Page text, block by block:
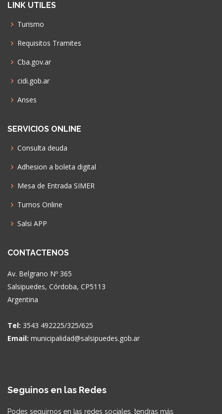
LINK UTILES
Turismo
Requisitos Tramites
Cba.gov.ar
cidi.gob.ar
Anses
SERVICIOS ONLINE
Consulta deuda
Adhesion a boleta digital
Mesa de Entrada SIMER
Turnos Online
Salsi APP
CONTACTENOS
Av. Belgrano Nº 365
Salsipuedes, Córdoba, CP5113
Argentina
Tel: 3543 492225/325/625
Email: municipalidad@salsipuedes.gob.ar
Seguinos en las Redes
Podes seguirnos en las redes sociales, tendras más